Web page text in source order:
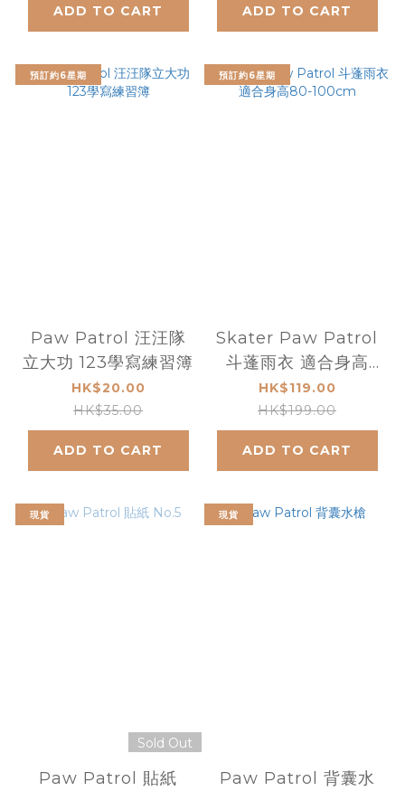
ADD TO CART ADD TO CART
預訂約6星期
Paw Patrol 汪汪隊
立大功 123學寫練習簿
HK$20.00
HK$35.00
ADD TO CART
預訂約6星期
Skater Paw Patrol
斗蓬雨衣 適合身高
80-100cm
HK$119.00
HK$199.00
ADD TO CART
現貨
Sold Out
Paw Patrol 貼紙
現貨
Paw Patrol 背囊水